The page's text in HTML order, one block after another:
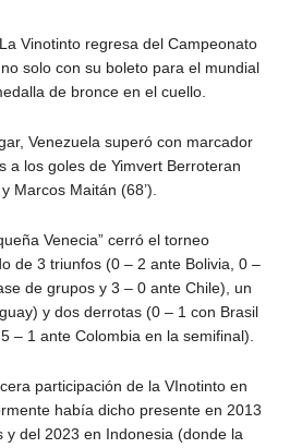
Vinotinto regresa del Campeonato
solo con su boleto para el mundial
de bronce en el cuello.
Venezuela superó con marcador
a los goles de Yimvert Berroteran
Marcos Maitán (68’).
Venecia” cerró el torneo
de 3 triunfos (0 – 2 ante Bolivia, 0 –
de grupos y 3 – 0 ante Chile), un
y dos derrotas (0 – 1 con Brasil
– 1 ante Colombia en la semifinal).
participación de la VInotinto en
había dicho presente en 2013
y del 2023 en Indonesia (donde la